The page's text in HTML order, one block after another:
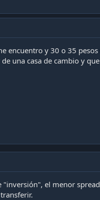
encuentro y 30 o 35
una casa de cambio y
"inversión", el menor